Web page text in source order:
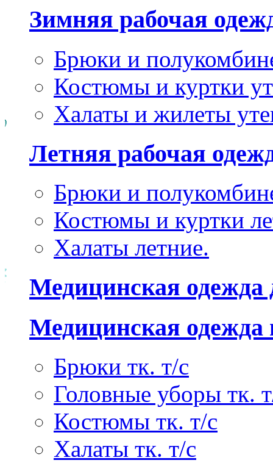
Зимняя рабочая
Брюки и
Костюмы и куртки
Халаты и жилеты
Летняя рабочая
Брюки и
Костюмы и куртки
Халаты летние.
Медицинская
Медицинская одежда
Брюки тк. т/с
Головные уборы тк.
Костюмы тк. т/с
Халаты тк. т/с